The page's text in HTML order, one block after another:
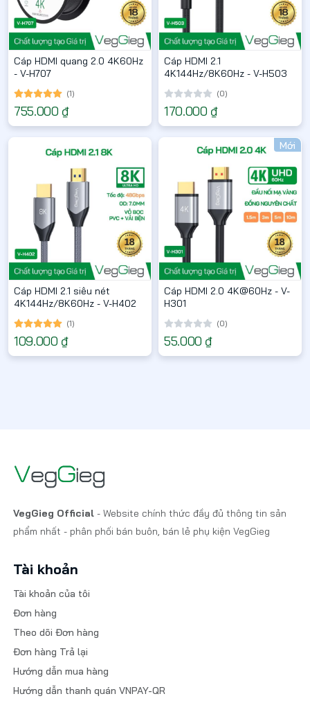
Cáp HDMI quang 2.0 4K60Hz
- V-H707
(1)
755.000 ₫
Cáp HDMI 2.1
4K144Hz/8K60Hz - V-H503
(0)
170.000 ₫
Cáp HDMI 2.1 siêu nét
4K144Hz/8K60Hz - V-H402
(1)
109.000 ₫
Mới
Cáp HDMI 2.0 4K@60Hz - V-
H301
(0)
55.000 ₫
VegGieg Official - Website chính thức đầy đủ thông tin sản
phẩm nhất - phân phối bán buôn, bán lẻ phụ kiện VegGieg
Tài khoản
Tài khoản của tôi
Đơn hàng
Theo dõi Đơn hàng
Đơn hàng Trả lại
Hướng dẫn mua hàng
Hướng dẫn thanh quán VNPAY-QR